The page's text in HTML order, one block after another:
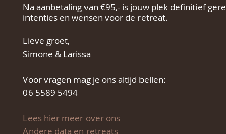
Na aanbetaling van €95,- is jouw plek definitief
intenties en wensen voor de retreat.
Lieve groet,
Simone & Larissa
Voor vragen mag je ons altijd bellen:
06 5589 5494
Lees hier meer over ons
Andere data en retreats